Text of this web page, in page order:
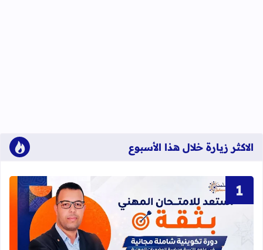
الاكثر زيارة خلال هذا الأسبوع